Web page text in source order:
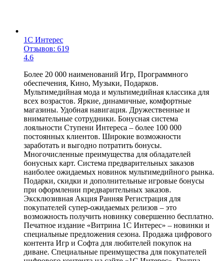
1С Интерес
Отзывов: 619
4.6
Более 20 000 наименований Игр, Программного
обеспечения, Кино, Музыки, Подарков.
Мультимедийная мода и мультимедийная классика для
всех возрастов. Яркие, динамичные, комфортные
магазины. Удобная навигация. Дружественные и
внимательные сотрудники. Бонусная система
лояльности Ступени Интереса – более 100 000
постоянных клиентов. Широкие возможности
заработать и выгодно потратить бонусы.
Многочисленные преимущества для обладателей
бонусных карт. Система предварительных заказов
наиболее ожидаемых новинок мультимедийного рынка.
Подарки, скидки и дополнительные игровые бонусы
при оформлении предварительных заказов.
Эксклюзивная Акция Ранняя Регистрация для
покупателей супер-ожидаемых релизов – это
возможность получить новинку совершенно бесплатно.
Печатное издание «Витрина 1С Интерес» – новинки и
специальные предложения сезона. Продажа цифрового
контента Игр и Софта для любителей покупок на
диване. Специальные преимущества для покупателей